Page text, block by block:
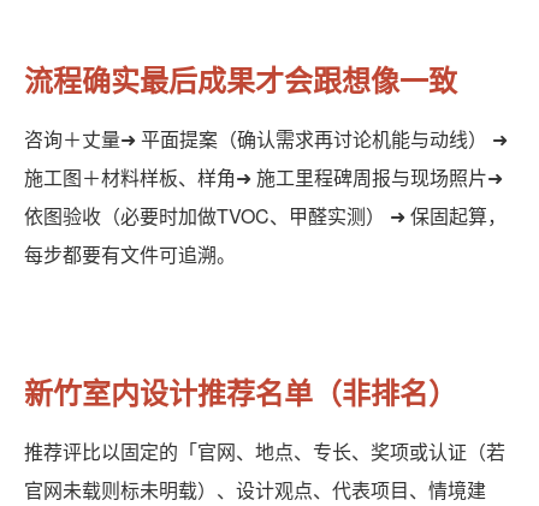
流程确实最后成果才会跟想像一致
咨询＋丈量➜ 平面提案（确认需求再讨论机能与动线） ➜
施工图＋材料样板、样角➜ 施工里程碑周报与现场照片➜
依图验收（必要时加做TVOC、甲醛实测） ➜ 保固起算，
每步都要有文件可追溯。
新竹室内设计推荐名单（非排名）
推荐评比以固定的「官网、地点、专长、奖项或认证（若
官网未载则标未明载）、设计观点、代表项目、情境建